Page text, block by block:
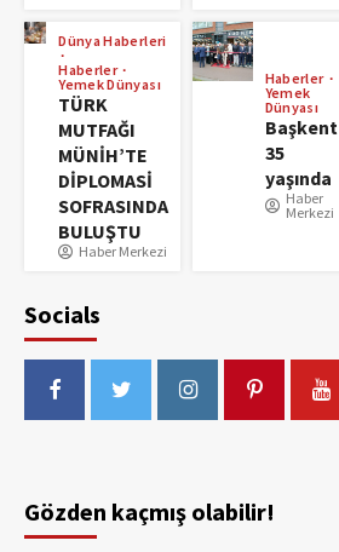
Dünya Haberleri
Haberler
Yemek Dünyası
TÜRK
MUTFAĞI
MÜNİH’TE
DİPLOMASİ
SOFRASINDA
BULUŞTU
Haber Merkezi
Haberler
Yemek
Dünyası
Başkent
35
yaşında
Haber
Merkezi
Socials
Gözden kaçmış olabilir!